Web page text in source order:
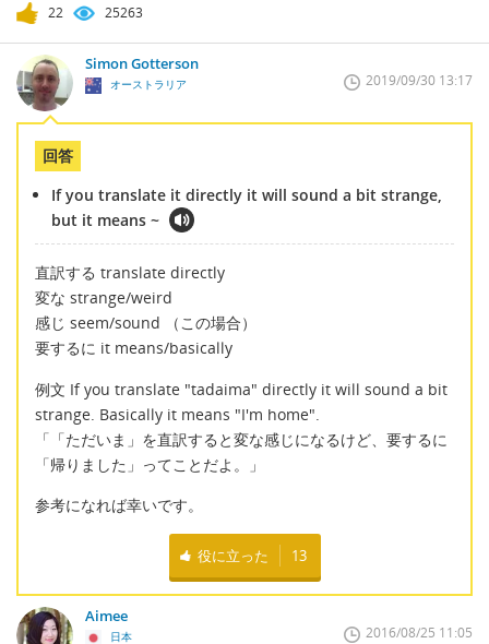
22 25263
Simon Gotterson
オーストラリア 2019/09/30 13:17
回答
If you translate it directly it will sound a bit strange,
but it means ~
直訳する translate directly
変な strange/weird
感じ seem/sound （この場合）
要するに it means/basically
例文 If you translate "tadaima" directly it will sound a bit
strange. Basically it means "I'm home".
「「ただいま」を直訳すると変な感じになるけど、要するに
「帰りました」ってことだよ。」
参考になれば幸いです。
役に立った 13
Aimee
日本 2016/08/25 11:05